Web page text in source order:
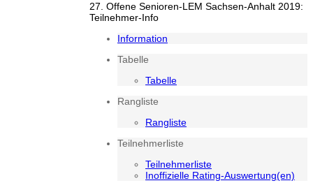
27. Offene Senioren-LEM Sachsen-Anhalt 2019:
Teilnehmer-Info
Information
Tabelle
Tabelle
Rangliste
Rangliste
Teilnehmerliste
Teilnehmerliste
Inoffizielle Rating-Auswertung(en)